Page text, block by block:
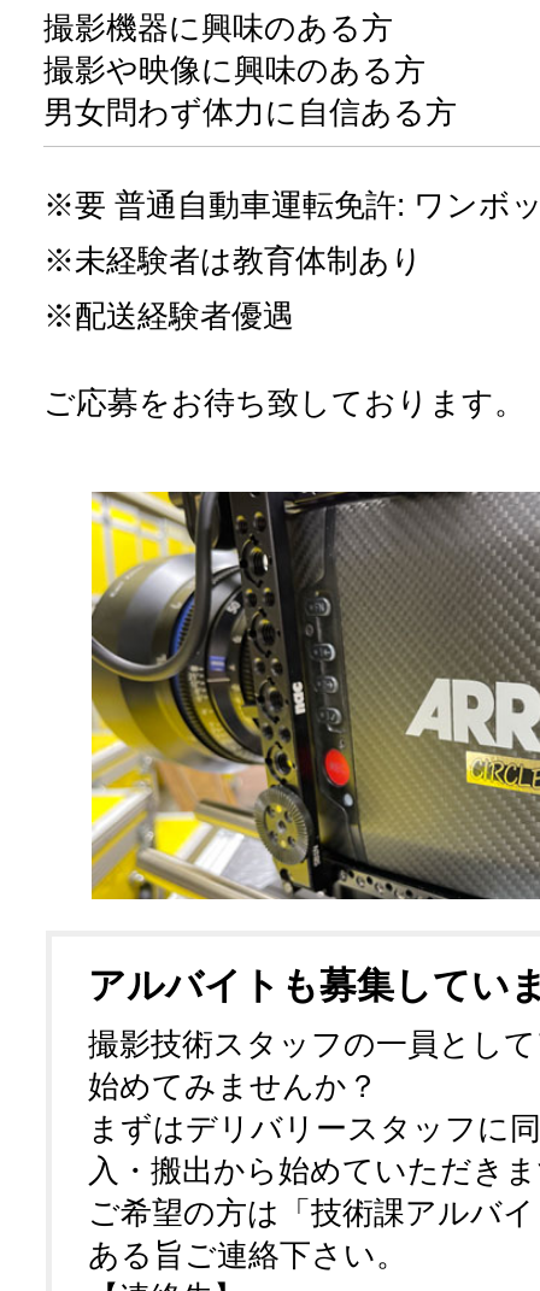
撮影機器に興味のある方
撮影や映像に興味のある方
男女問わず体力に自信ある方
※要 普通自動車運転免許: ワンボ
※未経験者は教育体制あり
※配送経験者優遇
ご応募をお待ち致しております。
アルバイトも募集してい
撮影技術スタッフの一員とし
始めてみませんか？
まずはデリバリースタッフに
入・搬出から始めていただき
ご希望の方は「技術課アルバ
ある旨ご連絡下さい。